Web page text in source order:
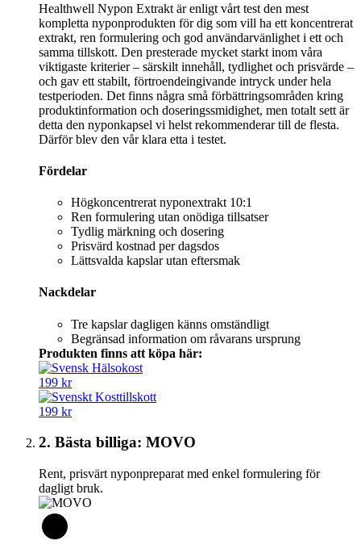
Healthwell Nypon Extrakt är enligt vårt test den mest
kompletta nyponprodukten för dig som vill ha ett koncentrerat
extrakt, ren formulering och god användarvänlighet i ett och
samma tillskott. Den presterade mycket starkt inom våra
viktigaste kriterier – särskilt innehåll, tydlighet och prisvärde –
och gav ett stabilt, förtroendeingivande intryck under hela
testperioden. Det finns några små förbättringsområden kring
produktinformation och doseringssmidighet, men totalt sett är
detta den nyponkapsel vi helst rekommenderar till de flesta.
Därför blev den vår klara etta i testet.
Fördelar
Högkoncentrerat nyponextrakt 10:1
Ren formulering utan onödiga tillsatser
Tydlig märkning och dosering
Prisvärd kostnad per dagsdos
Lättsvalda kapslar utan eftersmak
Nackdelar
Tre kapslar dagligen känns omständligt
Begränsad information om råvarans ursprung
Produkten finns att köpa här:
199 kr
199 kr
2. Bästa billiga: MOVO
Rent, prisvärt nyponpreparat med enkel formulering för
dagligt bruk.